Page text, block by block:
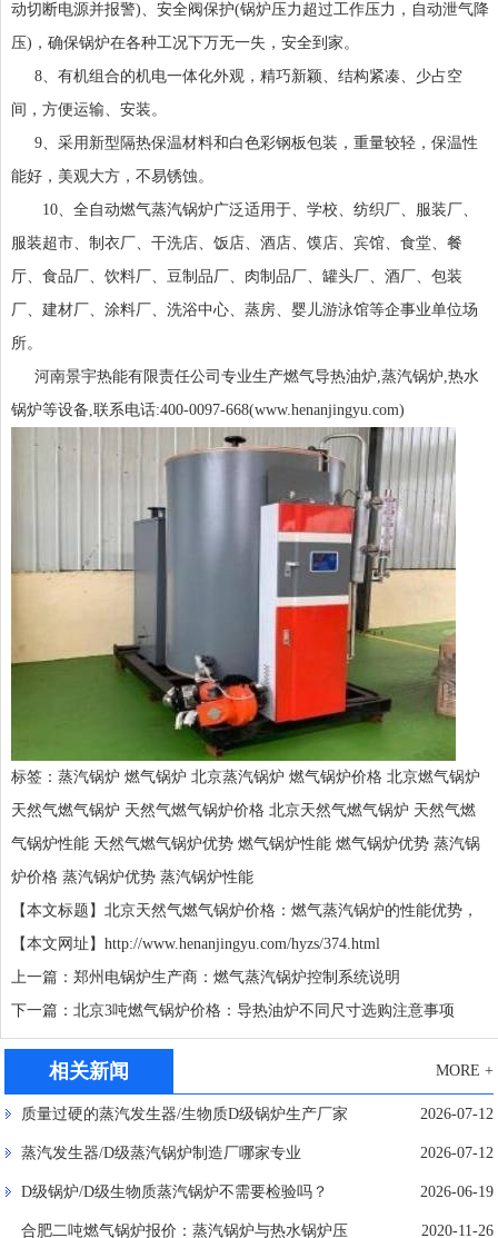
动切断电源并报警)、安全阀保护(锅炉压力超过工作压力，自动泄气降
压)，确保锅炉在各种工况下万无一失，安全到家。
8、有机组合的机电一体化外观，精巧新颖、结构紧凑、少占空
间，方便运输、安装。
9、采用新型隔热保温材料和白色彩钢板包装，重量较轻，保温性
能好，美观大方，不易锈蚀。
10、全自动燃气蒸汽锅炉广泛适用于、学校、纺织厂、服装厂、
服装超市、制衣厂、干洗店、饭店、酒店、馍店、宾馆、食堂、餐
厅、食品厂、饮料厂、豆制品厂、肉制品厂、罐头厂、酒厂、包装
厂、建材厂、涂料厂、洗浴中心、蒸房、婴儿游泳馆等企事业单位场
所。
河南景宇热能有限责任公司专业生产燃气导热油炉,蒸汽锅炉,热水
锅炉等设备,联系电话:400-0097-668(www.henanjingyu.com)
标签： 蒸汽锅炉 燃气锅炉 北京蒸汽锅炉 燃气锅炉价格 北京燃气锅炉
天然气燃气锅炉 天然气燃气锅炉价格 北京天然气燃气锅炉 天然气燃
气锅炉性能 天然气燃气锅炉优势 燃气锅炉性能 燃气锅炉优势 蒸汽锅
炉价格 蒸汽锅炉优势 蒸汽锅炉性能
【本文标题】北京天然气燃气锅炉价格：燃气蒸汽锅炉的性能优势，
【本文网址】 http://www.henanjingyu.com/hyzs/374.html
上一篇：郑州电锅炉生产商：燃气蒸汽锅炉控制系统说明
下一篇：北京3吨燃气锅炉价格：导热油炉不同尺寸选购注意事项
相关新闻 MORE +
质量过硬的蒸汽发生器/生物质D级锅炉生产厂家 2026-07-12
蒸汽发生器/D级蒸汽锅炉制造厂哪家专业 2026-07-12
D级锅炉/D级生物质蒸汽锅炉不需要检验吗？ 2026-06-19
合肥二吨燃气锅炉报价：蒸汽锅炉与热水锅炉压 2020-11-26